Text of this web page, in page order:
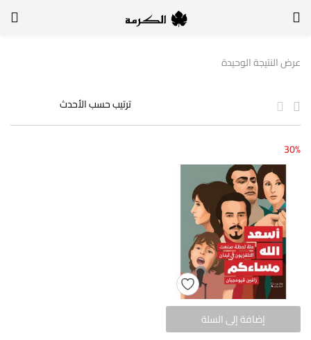
لتسجيل الدخول, أدخل اسم المستخدم وكلمة السر
تذكر بياناتي
لا أذكر كلمة السر
عرض النتيجة الوحيدة
30%
إضافة إلى السلة